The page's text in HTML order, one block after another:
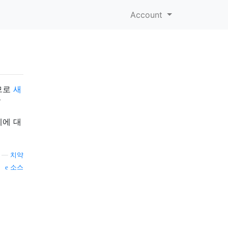
Account
새
대
치약
소스